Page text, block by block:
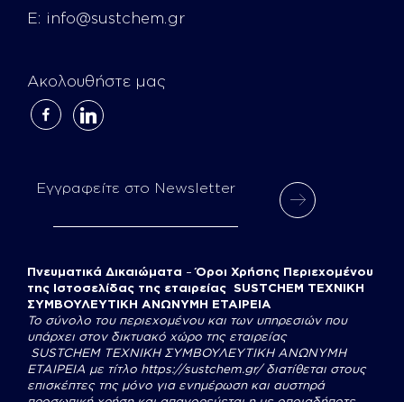
E: info@sustchem.gr
Ακολουθήστε μας
facebook-
linkedin
Εγγραφείτε στο Newsletter
Πνευματικά Δικαιώματα –Όροι Χρήσης Περιεχομένου
της Ιστοσελίδας της εταιρείας SUSTCHEM ΤΕΧΝΙΚΗ
ΣΥΜΒΟΥΛΕΥΤΙΚΗ ΑΝΩΝΥΜΗ ΕΤΑΙΡΕΙΑ
Το σύνολο του περιεχομένου και των υπηρεσιών που
υπάρχει στον δικτυακό χώρο της εταιρείας
SUSTCHEM ΤΕΧΝΙΚΗ ΣΥΜΒΟΥΛΕΥΤΙΚΗ ΑΝΩΝΥΜΗ
ΕΤΑΙΡΕΙΑ με τίτλο https://sustchem.gr/διατίθεται στους
επισκέπτες της μόνο για ενημέρωση και αυστηρά